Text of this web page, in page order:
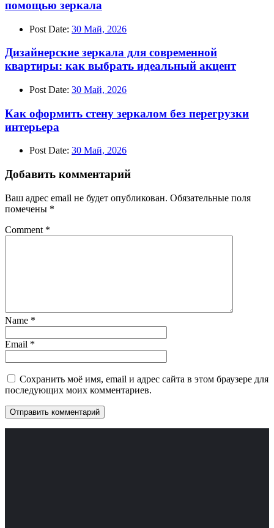
помощью зеркала
Post Date: 30 Май, 2026
Дизайнерские зеркала для современной
квартиры: как выбрать идеальный акцент
Post Date: 30 Май, 2026
Как оформить стену зеркалом без перегрузки
интерьера
Post Date: 30 Май, 2026
Добавить комментарий
Ваш адрес email не будет опубликован. Обязательные поля
помечены *
Comment *
Name *
Email *
Сохранить моё имя, email и адрес сайта в этом браузере для
последующих моих комментариев.